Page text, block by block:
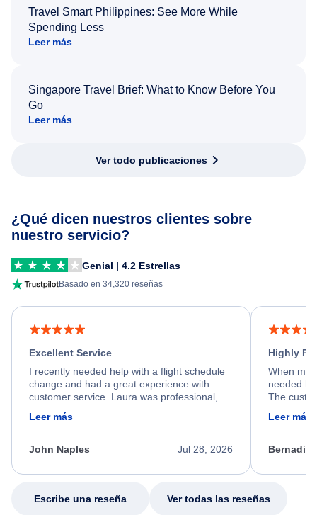
Travel Smart Philippines: See More While
Spending Less
Leer más
Singapore Travel Brief: What to Know Before You
Go
Leer más
Ver todo publicaciones
¿Qué dicen nuestros clientes sobre
nuestro servicio?
Genial | 4.2 Estrellas
Basado en 34,320 reseñas
Excellent Service
I recently needed help with a flight schedule
change and had a great experience with
customer service. Laura was professional,
friendly, and very helpful throughout the
process. She quickly found a solution and
appreciate her excellent service.
Leer más
Jul 28, 2026
John Naples
Highly
When my
needed
The
calm,
my issue.
Leer más
Escribe una reseña Ver todas las reseñas